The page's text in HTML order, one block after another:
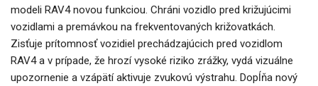
modeli RAV4 novou funkciou. Chráni vozidlo pred križujúcimi
vozidlami a premávkou na frekventovaných križovatkách.
Zisťuje prítomnosť vozidiel prechádzajúcich pred vozidlom
RAV4 a v prípade, že hrozí vysoké riziko zrážky, vydá vizuálne
upozornenie a vzápätí aktivuje zvukovú výstrahu. Dopĺňa nový